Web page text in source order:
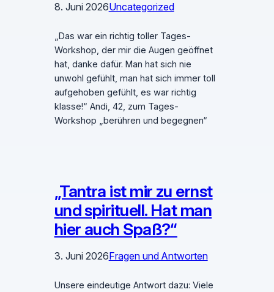
8. Juni 2026Uncategorized
„Das war ein richtig toller Tages-
Workshop, der mir die Augen geöffnet
hat, danke dafür. Man hat sich nie
unwohl gefühlt, man hat sich immer toll
aufgehoben gefühlt, es war richtig
klasse!“ Andi, 42, zum Tages-
Workshop „berühren und begegnen“
„Tantra ist mir zu ernst
und spirituell. Hat man
hier auch Spaß?“
3. Juni 2026Fragen und Antworten
Unsere eindeutige Antwort dazu: Viele